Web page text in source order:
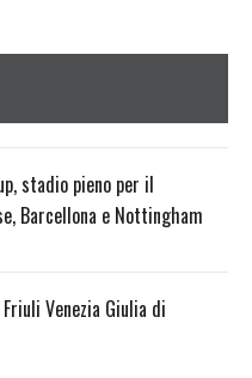
stadio pieno per il
Barcellona e Nottingham
Venezia Giulia di